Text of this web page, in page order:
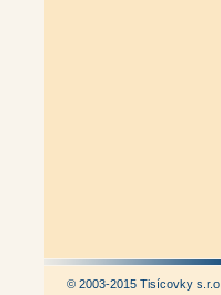
© 2003-2015 Tisícovky s.r.o.